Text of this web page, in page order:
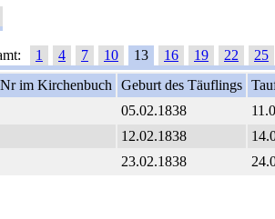
1 4 7 10 13 16 19 22 25
im Kirchenbuch Geburt des Täuflings
05.02.1838
12.02.1838
23.02.1838